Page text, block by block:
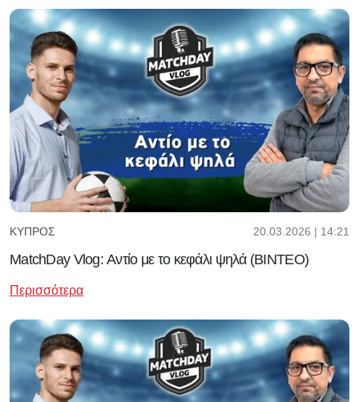
ΚΎΠΡΟΣ 20.03.2026 | 14:21
MatchDay Vlog: Αντίο με το κεφάλι ψηλά (ΒΙΝΤΕΟ)
Περισσότερα